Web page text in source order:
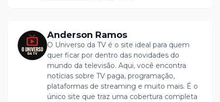
Anderson Ramos
O Universo da TV é o site ideal para quem
quer ficar por dentro das novidades do
mundo da televisão. Aqui, você encontra
notícias sobre TV paga, programação,
plataformas de streaming e muito mais. É o
único site que traz uma cobertura completa